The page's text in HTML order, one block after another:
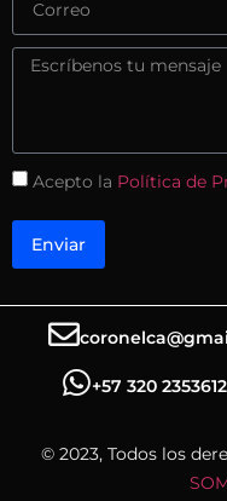
Acepto la Política de
Enviar
+57 320 2353612
© 2023, Todos los